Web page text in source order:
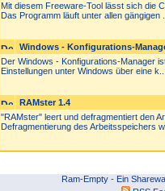
Mit diesem Freeware-Tool lässt sich die
Das Programm läuft unter allen gängigen ...
Windows - Konfigurations-
Der Windows - Konfigurations-Manager
Einstellungen unter Windows über eine k...
RAMster 1.4
"RAMster" leert und defragmentiert den
Defragmentierung des Arbeitsspeichers
Ram-Empty - Ein